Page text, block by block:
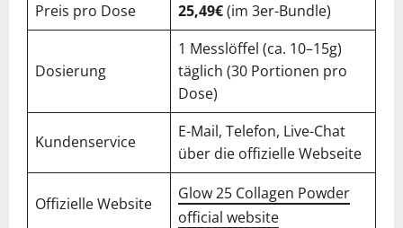
Preis pro Dose
25,49€(im 3er-Bundle)
Dosierung
1 Messlöffel (ca. 10–15g)
täglich (30 Portionen pro
Dose)
Kundenservice
E-Mail, Telefon, Live-Chat
über die offizielle Webseite
Offizielle Website
Glow 25 Collagen Powder
official website